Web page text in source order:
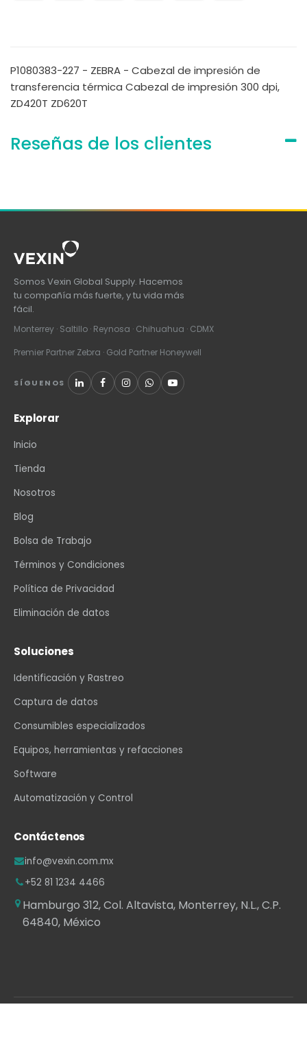
P1080383-227 - ZEBRA - Cabezal de impresión de
transferencia térmica Cabezal de impresión 300 dpi,
ZD420T ZD620T
Reseñas de los clientes
Somos Vexin Global Supply. Hacemos
tu compañía más fuerte, y tu vida más
fácil.
Monterrey · Saltillo · Reynosa · Chihuahua · CDMX
Premier Partner Zebra · Gold Partner Honeywell
SÍGUENOS
Explorar
Inicio
Tienda
Nosotros
Blog
Bolsa de Trabajo
Términos y Condiciones
Política de Privacidad
Eliminación de datos
Soluciones
Identificación y Rastreo
Captura de datos
Consumibles especializados
Equipos, herramientas y refacciones
Software
Automatización y Control
Contáctenos
info@vexin.com.mx
+52 81 1234 4466
Hamburgo 312, Col. Altavista, Monterrey, N.L., C.P.
64840, México